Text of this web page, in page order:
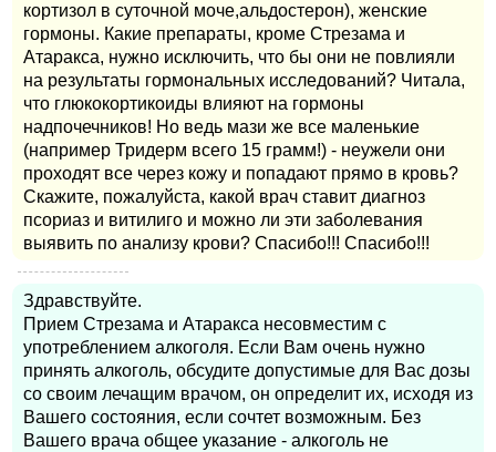
кортизол в суточной моче,альдостерон), женские
гормоны. Какие препараты, кроме Стрезама и
Атаракса, нужно исключить, что бы они не повлияли
на результаты гормональных исследований? Читала,
что глюкокортикоиды влияют на гормоны
надпочечников! Но ведь мази же все маленькие
(например Тридерм всего 15 грамм!) - неужели они
проходят все через кожу и попадают прямо в кровь?
Скажите, пожалуйста, какой врач ставит диагноз
псориаз и витилиго и можно ли эти заболевания
выявить по анализу крови? Спасибо!!! Спасибо!!!
Здравствуйте.
Прием Стрезама и Атаракса несовместим с
употреблением алкоголя. Если Вам очень нужно
принять алкоголь, обсудите допустимые для Вас дозы
со своим лечащим врачом, он определит их, исходя из
Вашего состояния, если сочтет возможным. Без
Вашего врача общее указание - алкоголь не